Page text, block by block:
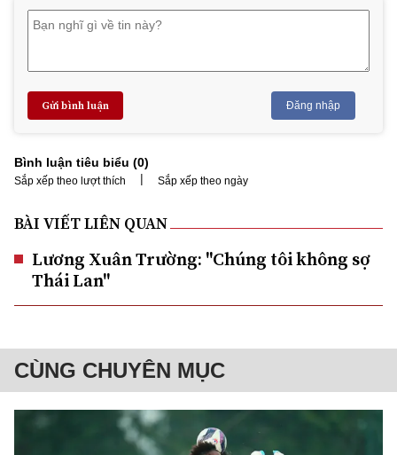
Gửi bình luận Đăng nhập
Bình luận tiêu biểu (0)
Sắp xếp theo lượt thích | Sắp xếp theo ngày
BÀI VIẾT LIÊN QUAN
Lương Xuân Trường: "Chúng tôi không sợ
Thái Lan"
CÙNG CHUYÊN MỤC